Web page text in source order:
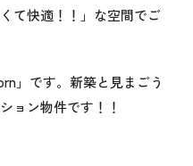
て快適！！」な空間でご
」です。新築と見まごう
ョン物件です！！